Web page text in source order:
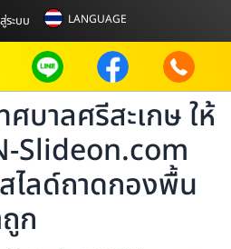
ระบบ LANGUAGE
บาลศรีสะเกษ ให้
Slideon.com
ไลด์ถาดกองพื้น
ก